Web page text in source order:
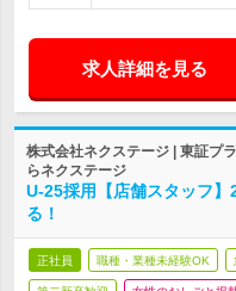
求人詳細を見る
株式会社ネクステージ | 東証プ
らネクステージ
U‐25採用【店舗スタッフ
る！
正社員 職種・業種未経験OK